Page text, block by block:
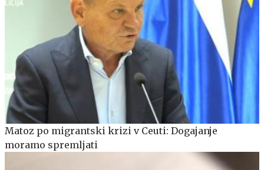
Matoz po migrantski krizi v Ceuti: Dogajanje
moramo spremljati